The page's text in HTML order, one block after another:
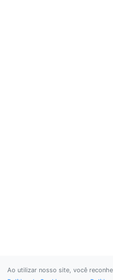
Ao utilizar nosso site, você